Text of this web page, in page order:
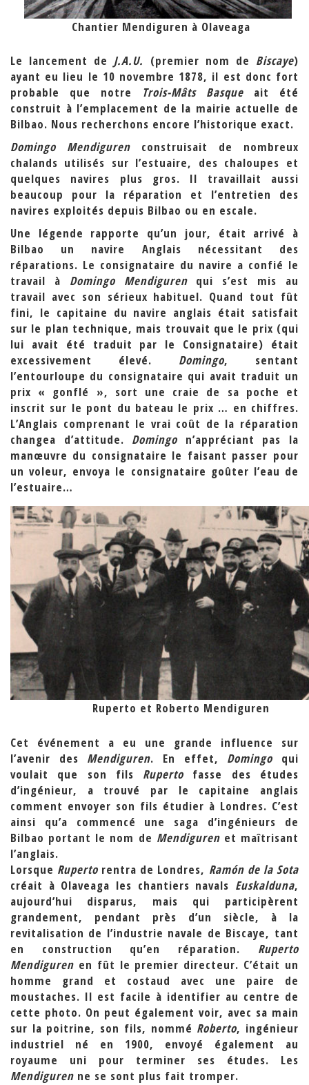
Chantier Mendiguren à Olaveaga
Le lancement de J.A.U. (premier nom de Biscaye)
ayant eu lieu le 10 novembre 1878, il est donc fort
probable que notre Trois-Mâts Basque ait été
construit à l’emplacement de la mairie actuelle de
Bilbao. Nous recherchons encore l’historique exact.
Domingo Mendiguren construisait de nombreux
chalands utilisés sur l’estuaire, des chaloupes et
quelques navires plus gros. Il travaillait aussi
beaucoup pour la réparation et l’entretien des
navires exploités depuis Bilbao ou en escale.
Une légende rapporte qu’un jour, était arrivé à
Bilbao un navire Anglais nécessitant des
réparations. Le consignataire du navire a confié le
travail à Domingo Mendigurenqui s’est mis au
travail avec son sérieux habituel. Quand tout fût
fini, le capitaine du navire anglais était satisfait
sur le plan technique, mais trouvait que le prix (qui
lui avait été traduit par le Consignataire) était
excessivement élevé. Domingo, sentant
l’entourloupe du consignataire qui avait traduit un
prix « gonflé », sort une craie de sa poche et
inscrit sur le pont du bateau le prix … en chiffres.
L’Anglais comprenant le vrai coût de la réparation
changea d’attitude. Domingo n’appréciant pas la
manœuvre du consignataire le faisant passer pour
un voleur, envoya le consignataire goûter l’eau de
l’estuaire…
Ruperto et Roberto Mendiguren
Cet événement a eu une grande influence sur
l’avenir des Mendiguren. En effet, Domingo qui
voulait que son fils Ruperto fasse des études
d’ingénieur, a trouvé par le capitaine anglais
comment envoyer son fils étudier à Londres. C’est
ainsi qu’a commencé une saga d’ingénieurs de
Bilbao portant le nom de Mendigurenet maîtrisant
l’anglais.
Lorsque Ruperto rentra de Londres, Ramón de la Sota
créait à Olaveaga les chantiers navals Euskalduna,
aujourd’hui disparus, mais qui participèrent
grandement, pendant près d’un siècle, à la
revitalisation de l’industrie navale de Biscaye, tant
en construction qu’en réparation. Ruperto
Mendiguren en fût le premier directeur. C’était un
homme grand et costaud avec une paire de
moustaches. Il est facile à identifier au centre de
cette photo. On peut également voir, avec sa main
sur la poitrine, son fils, nommé Roberto, ingénieur
industriel né en 1900, envoyé également au
royaume uni pour terminer ses études. Les
Mendiguren ne se sont plus fait tromper.